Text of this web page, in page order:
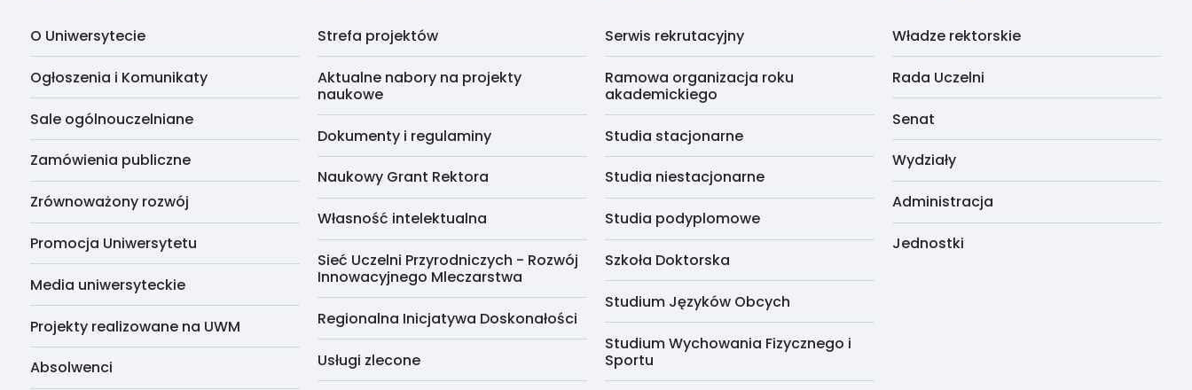
O Uniwersytecie
Ogłoszenia i Komunikaty
Sale ogólnouczelniane
Zamówienia publiczne
Zrównoważony rozwój
Promocja Uniwersytetu
Media uniwersyteckie
Projekty realizowane na UWM
Absolwenci
Strefa projektów
Aktualne nabory na projekty
naukowe
Dokumenty i regulaminy
Naukowy Grant Rektora
Własność intelektualna
Sieć Uczelni Przyrodniczych - Rozwój
Innowacyjnego Mleczarstwa
Regionalna Inicjatywa Doskonałości
Usługi zlecone
Serwis rekrutacyjny
Ramowa organizacja roku
akademickiego
Studia stacjonarne
Studia niestacjonarne
Studia podyplomowe
Szkoła Doktorska
Studium Języków Obcych
Studium Wychowania Fizycznego i
Sportu
Władze rektorskie
Rada Uczelni
Senat
Wydziały
Administracja
Jednostki